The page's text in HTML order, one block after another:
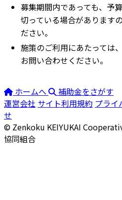
募集期間内であっても、予
切っている場合があります
ださい。
施策のご利用にあたっては
お問い合わせください。
ホームへ
補助金をさがす
運営会社 サイト利用規約 プライ
せ
© Zenkoku KEIYUKAI
協同組合